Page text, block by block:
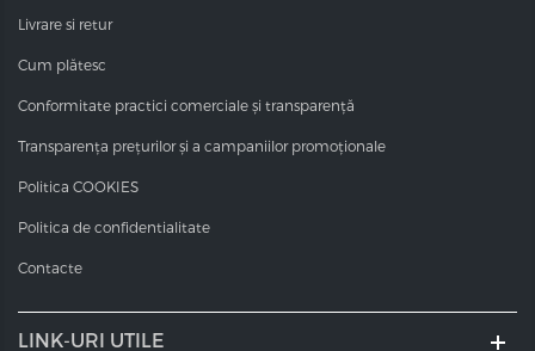
Livrare si retur
Cum plătesc
Conformitate practici comerciale și transparență
Transparența prețurilor și a campaniilor promoționale
Politica COOKIES
Politica de confidentialitate
Contacte
LINK-URI UTILE